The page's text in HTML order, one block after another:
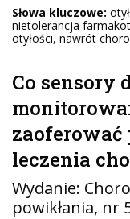
Słowa kluczowe:
nietolerancja
otyłości, nawrót
Co sensory
leczenia
Wydanie:
powikłania, nr